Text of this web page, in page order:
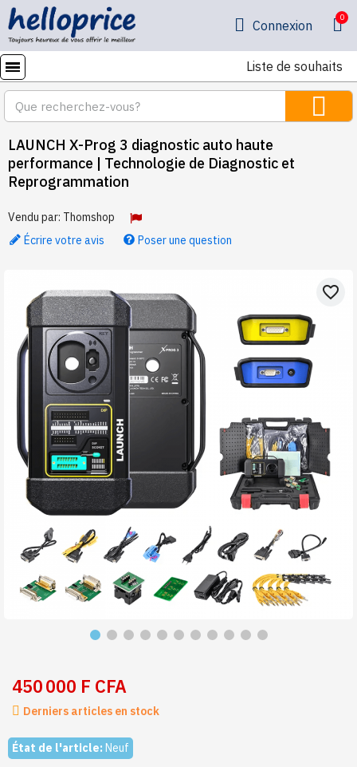
Connexion
Liste de souhaits
LAUNCH X-Prog 3 diagnostic auto haute
performance | Technologie de Diagnostic et
Reprogrammation
Vendu par: Thomshop
Écrire votre avis
Poser une question
favorite_border
450 000 F CFA
Derniers articles en stock
État de l'article: Neuf